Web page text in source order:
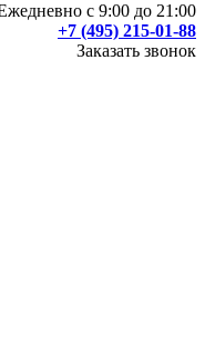
с 9:00 до 21:00
+7 (495) 215-01-88
Заказать звонок